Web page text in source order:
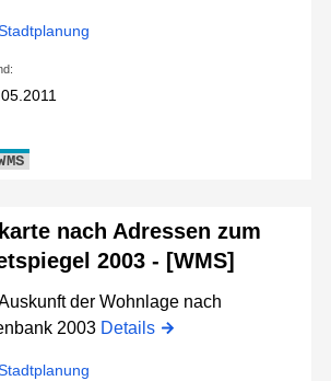
nach Adressen zum
2003 - [WMS]
der Wohnlage nach
2003 Details